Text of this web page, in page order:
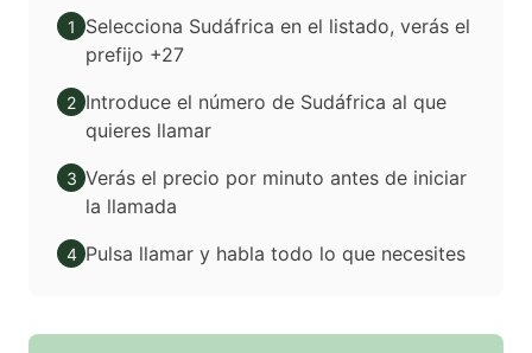
1
Selecciona Sudáfrica en el listado, verás el
prefijo +27
2 Introduce el número de Sudáfrica al que
quieres llamar
3 Verás el precio por minuto antes de iniciar
la llamada
4 Pulsa llamar y habla todo lo que necesites